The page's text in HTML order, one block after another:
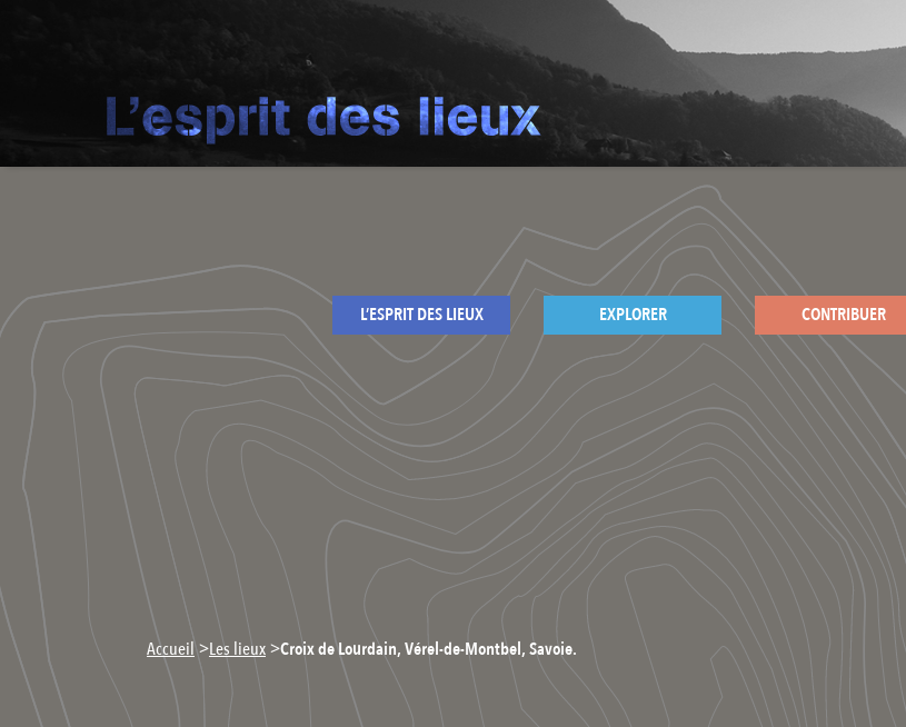
L’ESPRIT DES LIEUX EXPLORER CONTRIBUER
Accueil>Les lieux>Croix de Lourdain, Vérel-de-Montbel, Savoie.